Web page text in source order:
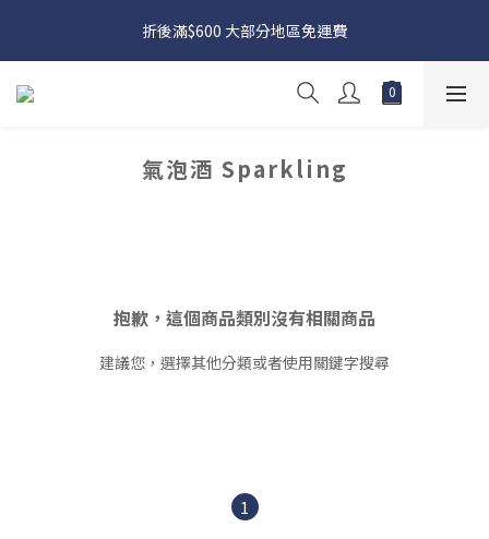
日本接近假期，貨源較不穩定；如想在 8 月 11 日至 8 月 15 日收
貨，請務必於 8 月 10 日前落單
折後滿$600 大部分地區免運費
日本接近假期，貨源較不穩定；如想在 8 月 11 日至 8 月 15 日收
貨，請務必於 8 月 10 日前落單
氣泡酒 Sparkling
抱歉，這個商品類別沒有相關商品
建議您，選擇其他分類或者使用關鍵字搜尋
1